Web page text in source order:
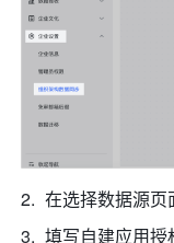
在选择数据源页
填写自建应用授